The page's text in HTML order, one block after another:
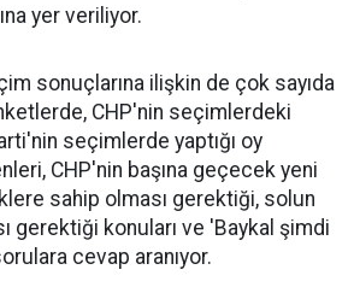
yer veriliyor.
sonuçlarına ilişkin de çok sayıda
CHP'nin seçimlerdeki
seçimlerde yaptığı oy
CHP'nin başına geçecek yeni
sahip olması gerektiği, solun
gerektiği konuları ve 'Baykal şimdi
cevap aranıyor.